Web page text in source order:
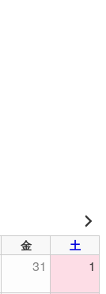
金 土
31 1